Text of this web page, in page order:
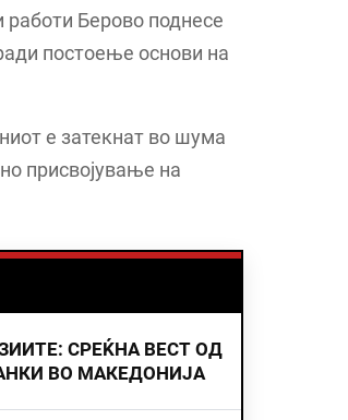
Берово поднесе
постоење основи на
е затекнат во шума
присвојување на
СРЕЌНА ВЕСТ ОД
ВО МАКЕДОНИЈА